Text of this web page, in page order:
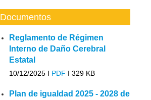
Documentos
Reglamento de Régimen
Interno de Daño Cerebral
Estatal
10/12/2025 I PDF I 329 KB
Plan de igualdad 2025 - 2028 de